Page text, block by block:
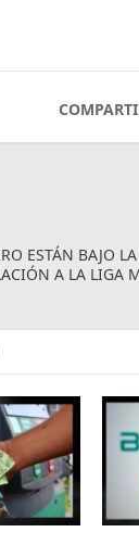
ESTÁN BAJO LA
A LA LIGA